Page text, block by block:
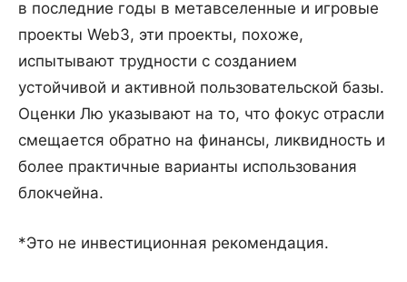
в последние годы в метавселенные и игровые
проекты Web3, эти проекты, похоже,
испытывают трудности с созданием
устойчивой и активной пользовательской базы.
Оценки Лю указывают на то, что фокус отрасли
смещается обратно на финансы, ликвидность и
более практичные варианты использования
блокчейна.
*Это не инвестиционная рекомендация.